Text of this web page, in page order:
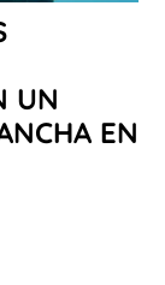
UN
EN